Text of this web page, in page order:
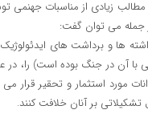
مطالب زیادی از مناسبات
جمله می توان گفت:
ها و برداشت های
با آن در جنگ بوده است) را، در
مورد استثمار و تحقیر قرار
تشکیلاتی بر آنان خلافت کنند.